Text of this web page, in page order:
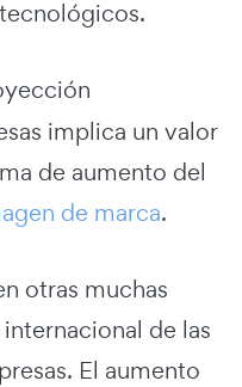
implica un valor
de aumento del
de marca.
otras muchas
de las
El aumento